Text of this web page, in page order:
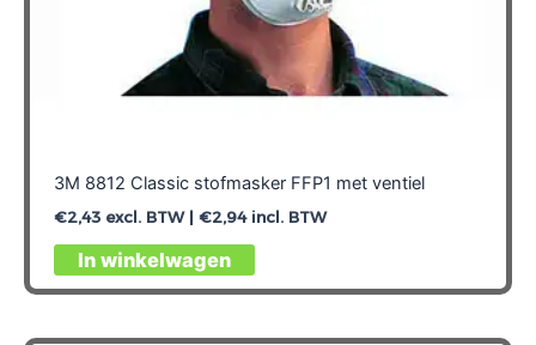
3M 8812 Classic stofmasker FFP1 met ventiel
€2,43excl. BTW | €2,94incl. BTW
In winkelwagen